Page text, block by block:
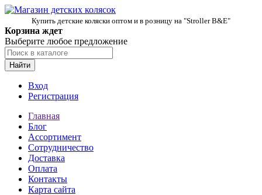
Купить детские коляски оптом и в розницу на "Stroller B&E"
Корзина ждет
Выберите любое предложение
Найти
Вход
Регистрация
Главная
Блог
Ассортимент
Сотрудничество
Доставка
Оплата
Контакты
Карта сайта